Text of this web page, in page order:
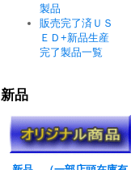
製品
販売完了済ＵＳ
ＥＤ+新品生産
完了製品一覧
新品